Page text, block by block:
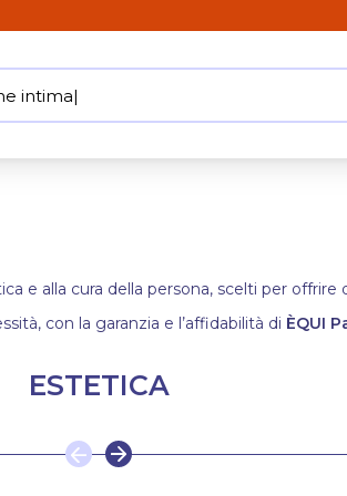
int|
e alla cura della persona, scelti per
con la garanzia e l’affidabilità di ÈQUI
ESTETICA